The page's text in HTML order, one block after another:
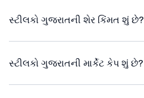
સ્ટીલકો ગુજરાતની શેર કિંમત શું છે?
સ્ટીલકો ગુજરાતની માર્કેટ કેપ શું છે?